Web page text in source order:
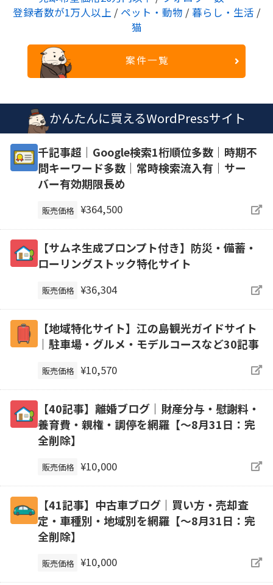
登録者数が1万人以上 / ペット・動物 / 暮らし・生活 /
猫
案件一覧
かんたんに買えるWordPressサイト
千記事超｜Google検索1桁順位多数｜時期不
問キーワード多数｜常時検索流入有｜サー
バー有効期限長め
販売価格 ¥364,500
【サムネ生成プロンプト付き】防災・備蓄・
ローリングストック特化サイト
販売価格 ¥36,304
【地域特化サイト】江の島観光ガイドサイト
｜駐車場・グルメ・モデルコースなど30記事
販売価格 ¥10,570
【40記事】離婚ブログ｜財産分与・慰謝料・
養育費・親権・調停を網羅【～8月31日：完
全削除】
販売価格 ¥10,000
【41記事】中古車ブログ｜買い方・売却査
定・車種別・地域別を網羅【～8月31日：完
全削除】
販売価格 ¥10,000